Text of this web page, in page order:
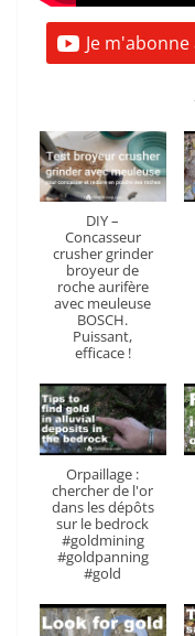
Je
DIY –
Concasseur
crusher grinder
broyeur de
roche aurifère
avec meuleuse
BOSCH.
Puissant,
efficace !
Orpaillage :
chercher de l'or
dans les dépôts
sur le bedrock
#goldmining
#goldpanning
#gold